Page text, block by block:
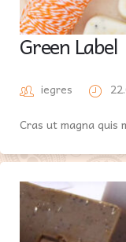
Green Label
iegres
Cras ut magna quis